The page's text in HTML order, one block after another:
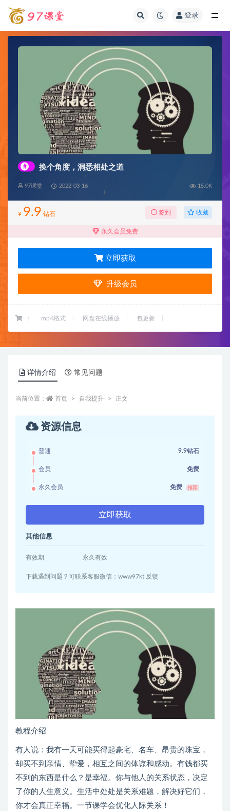
登录
# 换个角度，洞悉相处之道
97课堂 2022-03-16 15.0K
¥ 9.9 钻石 签到 收藏
永久会员免费
立即获取
升级会员
： mp4格式 网盘在线播放 包更新
详情介绍 常见问题
当前位置： 首页 自我提升 正文
资源信息
普通 9.9钻石
会员 免费
永久会员 免费 推荐
立即获取
其他信息
有效期 永久有效
下载遇到问题？可联系客服微信：www97kt 反馈
教程介绍
有人说：我有一天可能买得起豪宅、名车、昂贵的珠宝，
却买不到亲情、挚爱，相互之间的体谅和感动。有钱都买
不到的东西是什么？是幸福。你与他人的关系状态，决定
了你的人生意义。生活中处处是关系难题，解决好它们，
你才会真正幸福。一节课学会优化人际关系！